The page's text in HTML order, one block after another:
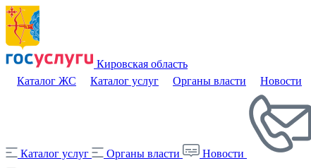
Кировская область
Каталог ЖС
Каталог услуг Органы власти Новости
Каталог услуг Органы власти Новости